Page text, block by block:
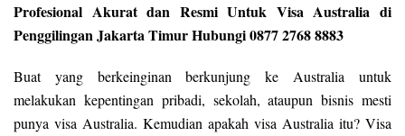
Profesional Akurat dan Resmi Untuk Visa Australia di
Penggilingan Jakarta Timur Hubungi 0877 2768 8883
Buat yang berkeinginan berkunjung ke Australia untuk
melakukan kepentingan pribadi, sekolah, ataupun bisnis mesti
punya visa Australia. Kemudian apakah visa Australia itu? Visa